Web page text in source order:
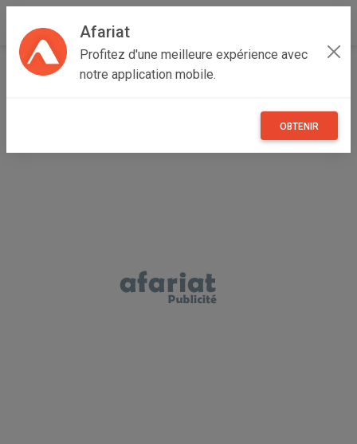
Afariat
Profitez d'une meilleure expérience avec
notre application mobile.
OBTENIR
Accueil Autres Grand Tunis Zaghouan